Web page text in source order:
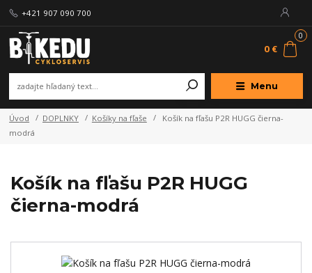
Menu
+421 907 090 700
0
0 €
Úvod DOPLNKY Košíky na fľaše
Košík na fľašu P2R HUGG čierna-
modrá
Košík na fľašu P2R HUGG
čierna-modrá